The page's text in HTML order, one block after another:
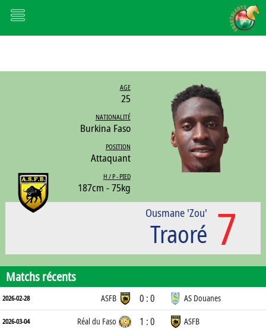
AGE
25
NATIONALITÉ
Burkina Faso
POSITION
Attaquant
H / P - PIED
187cm - 75kg
7
Ousmane 'Zou'
Traoré
Matchs récents
2026-02-28 ASFB 0 : 0 AS Douanes
2026-03-04 Réal du Faso 1 : 0 ASFB